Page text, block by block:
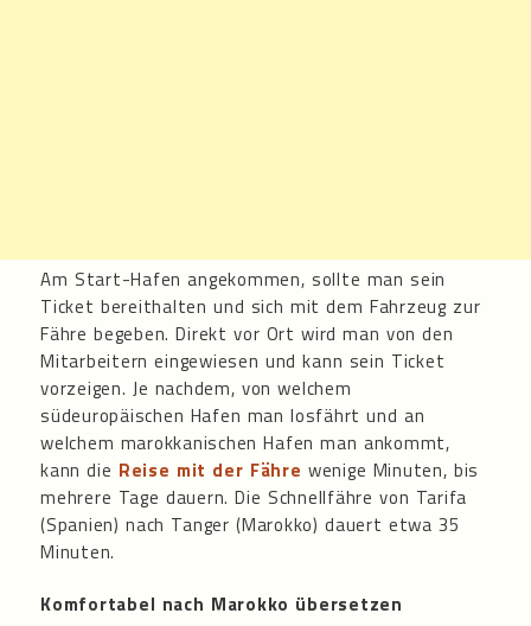
Am Start-Hafen angekommen, sollte man sein
Ticket bereithalten und sich mit dem Fahrzeug zur
Fähre begeben. Direkt vor Ort wird man von den
Mitarbeitern eingewiesen und kann sein Ticket
vorzeigen. Je nachdem, von welchem
südeuropäischen Hafen man losfährt und an
welchem marokkanischen Hafen man ankommt,
kann die Reise mit der Fähre wenige Minuten, bis
mehrere Tage dauern. Die Schnellfähre von Tarifa
(Spanien) nach Tanger (Marokko) dauert etwa 35
Minuten.
Komfortabel nach Marokko übersetzen